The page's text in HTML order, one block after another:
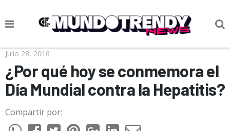
NOTICIAS
CULTURA POP
CIENCIA Y TECNOLOGÍA
VIDA
Julio 28, 2016
¿Por qué hoy se conmemora el
Día Mundial contra la Hepatitis?
Compartir por: